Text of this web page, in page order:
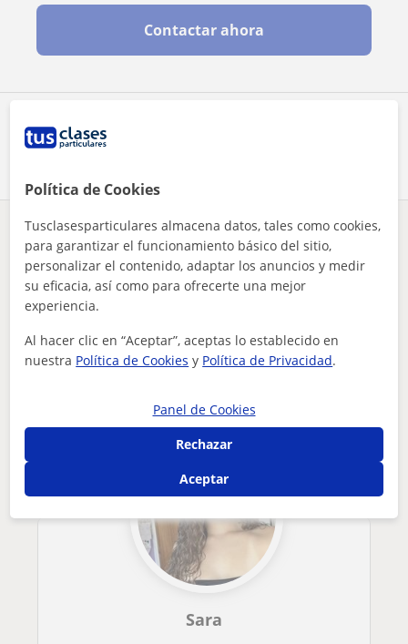
Comparte a este profesor
Contactar ahora
¿Hay algún error en este perfil?Cuéntanos
Tus clases particulares Repaso General
Barcelona
Martorell
clases de repaso para primaria y eso, doy bastantes materias
Otros profesores de Repaso General en
Sara
Política de Cookies
Tusclasesparticulares almacena datos, tales como cookies,
para garantizar el funcionamiento básico del sitio,
personalizar el contenido, adaptar los anuncios y medir
su eficacia, así como para ofrecerte una mejor
experiencia.
Al hacer clic en “Aceptar”, aceptas lo establecido en
nuestra Política de Cookies y Política de Privacidad.
Panel de Cookies
Rechazar
Aceptar